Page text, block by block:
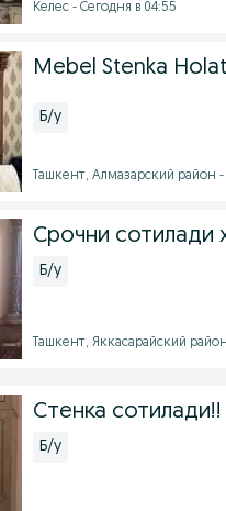
Келес - Сегодня в 04:55
Mebel Stenka
Б/у
Ташкент, Алмазарский район -
Срочни сотилади
Б/у
Ташкент, Яккасарайский
Стенка сотилади!!
Б/у